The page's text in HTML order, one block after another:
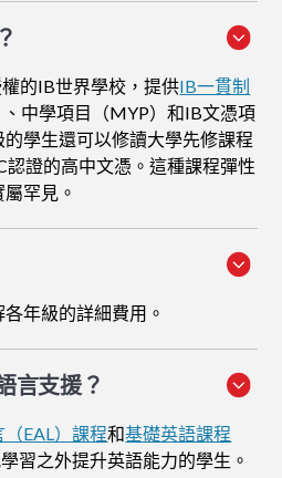
的IB世界學校，提供IB一貫制
、中學項目（MYP）和IB文憑項
學生還可以修讀大學先修課程
認證的高中文憑。這種課程彈性
罕見。
各年級的詳細費用。
言支援？
EAL）課程和基礎英語課程
習之外提升英語能力的學生。